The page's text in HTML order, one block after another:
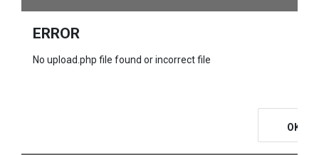
ERROR
No upload.php file found or incorrect file
OK